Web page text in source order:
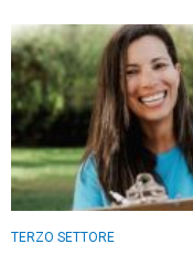
TERZO SETTORE